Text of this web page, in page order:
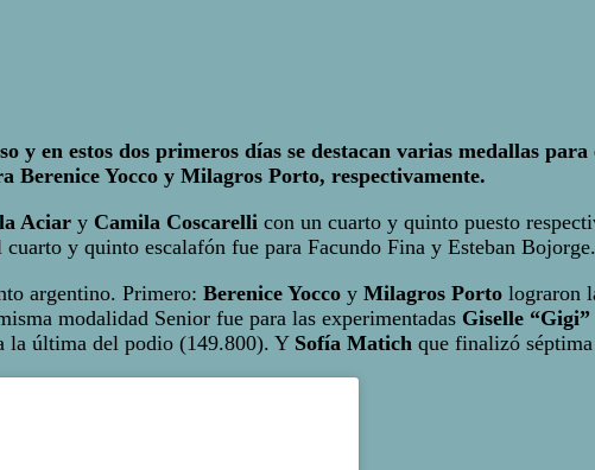
y en estos dos primeros días se destacan varias medallas
Berenice Yocco y Milagros Porto, respectivamente.
Aciar y Camila Coscarelli con un cuarto y quinto puesto
y quinto escalafón fue para Facundo Fina y Esteban Bojorge.
argentino. Primero: Berenice Yocco y Milagros Porto lograron
modalidad Senior fue para las experimentadas Giselle
la última del podio (149.800). Y Sofía Matich que finalizó